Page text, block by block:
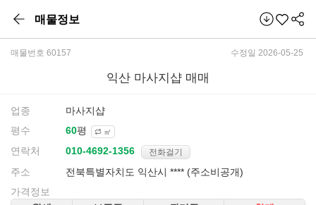
매물정보
매물번호 60157 수정일 2026-05-25
익산 마사지샵 매매
업종
마사지샵
평수
평 ㎡
연락처 전화걸기
주소
전북특별자치도 익산시 **** (주소비공개)
가격정보